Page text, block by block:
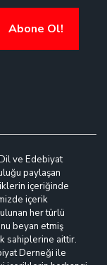
Abone Ol!
ve Edebiyat
paylaşan
içeriğinde
içerik
her türlü
beyan etmiş
sahiplerine aittir.
Derneği ile